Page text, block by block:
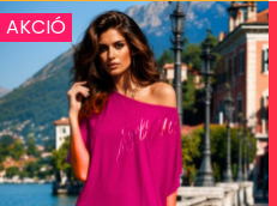
AKCIÓ